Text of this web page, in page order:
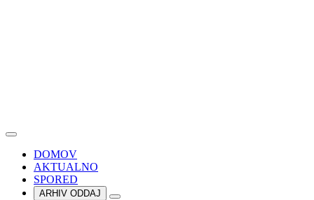
DOMOV
AKTUALNO
SPORED
ARHIV ODDAJ